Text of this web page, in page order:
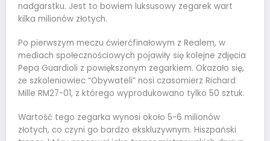
nadgarstku. Jest to bowiem luksusowy zegarek wart
kilka milionów złotych.
Po pierwszym meczu ćwierćfinałowym z Realem, w
mediach społecznościowych pojawiły się kolejne zdjęcia
Pepa Guardioli z powiększonym zegarkiem. Okazało się,
że szkoleniowiec “Obywateli” nosi czasomierz Richard
Mille RM27-01, z którego wyprodukowano tylko 50 sztuk.
Wartość tego zegarka wynosi około 5-6 milionów
złotych, co czyni go bardzo ekskluzywnym. Hiszpański